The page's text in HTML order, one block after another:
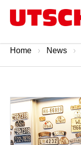
Home News